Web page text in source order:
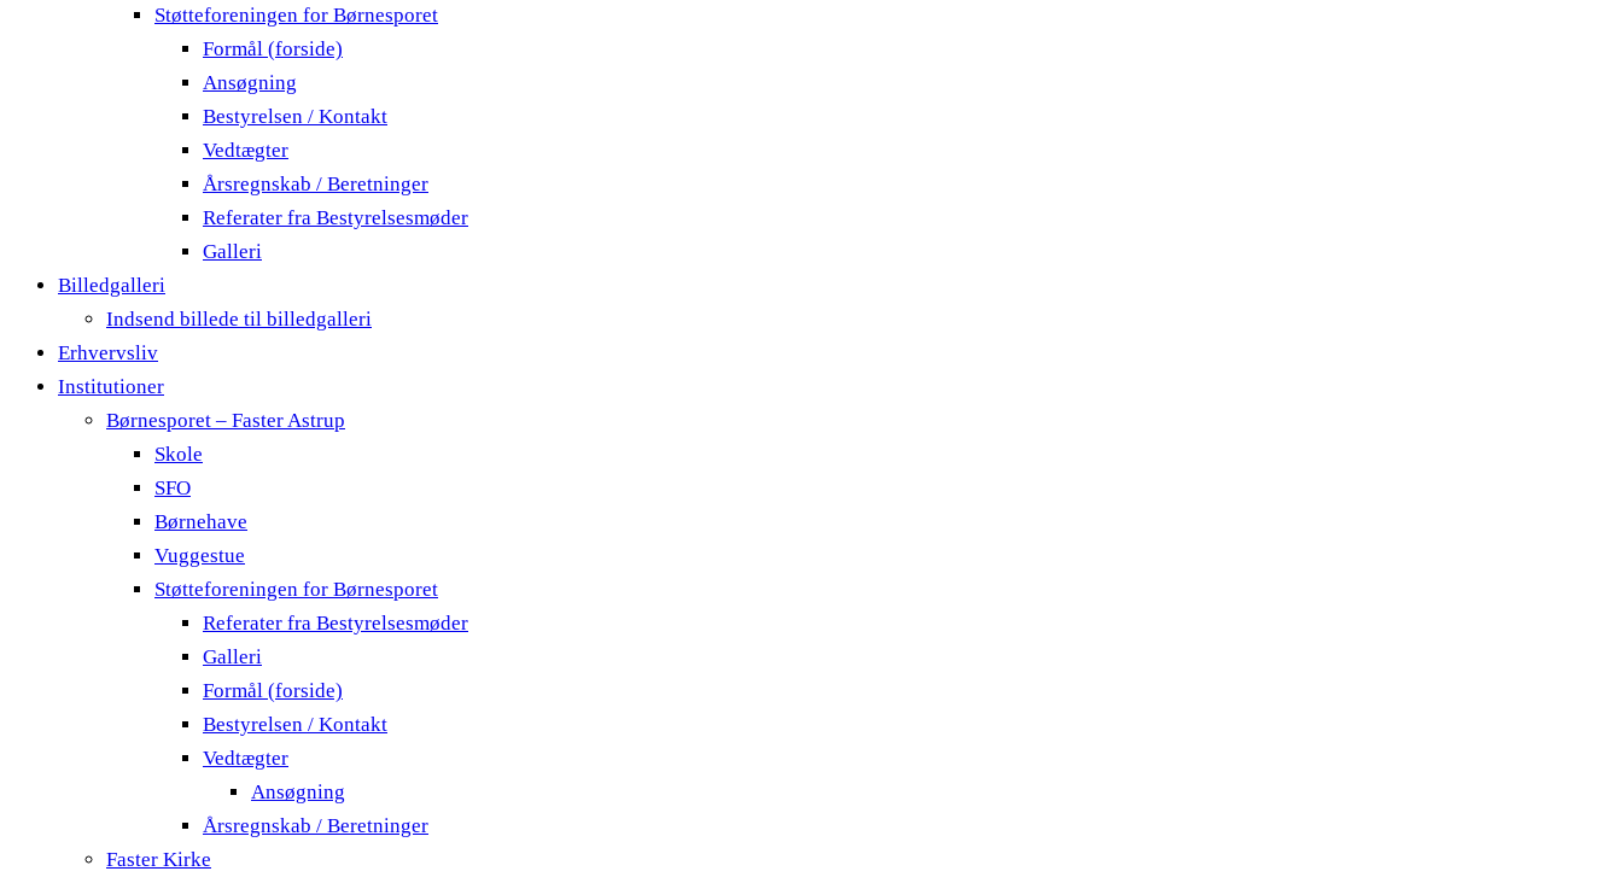
Støtteforeningen for Børnesporet
Formål (forside)
Ansøgning
Bestyrelsen / Kontakt
Vedtægter
Årsregnskab / Beretninger
Referater fra Bestyrelsesmøder
Galleri
Billedgalleri
Indsend billede til billedgalleri
Erhvervsliv
Institutioner
Børnesporet – Faster Astrup
Skole
SFO
Børnehave
Vuggestue
Støtteforeningen for Børnesporet
Referater fra Bestyrelsesmøder
Galleri
Formål (forside)
Bestyrelsen / Kontakt
Vedtægter
Ansøgning
Årsregnskab / Beretninger
Faster Kirke